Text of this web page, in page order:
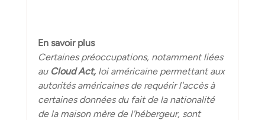
En savoir plus
Certaines préoccupations, notamment liées
au Cloud Act, loi américaine permettant aux
autorités américaines de requérir l'accès à
certaines données du fait de la nationalité
de la maison mère de l'hébergeur, sont